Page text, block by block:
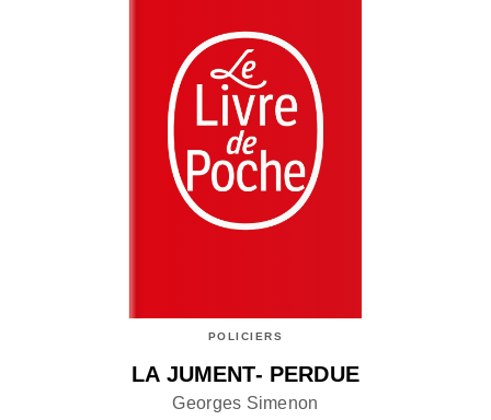
POLICIERS
LA JUMENT- PERDUE
Georges Simenon